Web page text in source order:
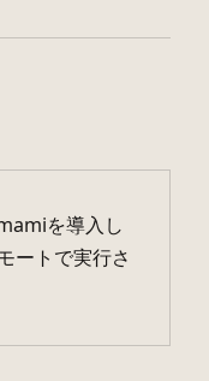
を導入し
ートで実行さ